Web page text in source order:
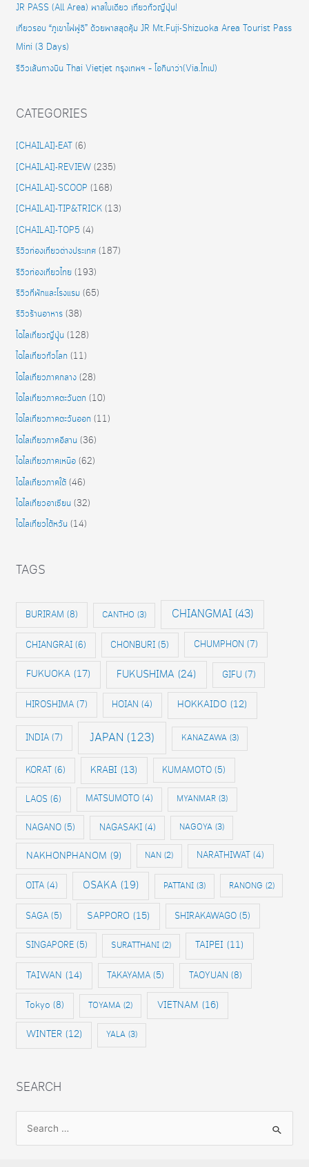
JR PASS (All Area) พาสใบเดียว เที่ยวทั่วญี่ปุ่น!
เที่ยวรอบ “ภูเขาไฟฟูจิ” ด้วยพาสสุดคุ้ม JR Mt.Fuji-Shizuoka Area Tourist Pass
Mini (3 Days)
รีวิวเส้นทางบิน Thai Vietjet กรุงเทพฯ – โอกินาว่า(Via.ไทเป)
CATEGORIES
[CHAILAI]-EAT (6)
[CHAILAI]-REVIEW (235)
[CHAILAI]-SCOOP (168)
[CHAILAI]-TIP&TRICK (13)
[CHAILAI]-TOP5 (4)
รีวิวท่องเที่ยวต่างประเทศ (187)
รีวิวท่องเที่ยวไทย (193)
รีวิวที่พักและโรงแรม (65)
รีวิวร้านอาหาร (38)
ไฉไลเที่ยวญี่ปุุ่น (128)
ไฉไลเที่ยวทั่วโลก (11)
ไฉไลเที่ยวภาคกลาง (28)
ไฉไลเที่ยวภาคตะวันตก (10)
ไฉไลเที่ยวภาคตะวันออก (11)
ไฉไลเที่ยวภาคอีสาน (36)
ไฉไลเที่ยวภาคเหนือ (62)
ไฉไลเที่ยวภาคใต้ (46)
ไฉไลเที่ยวอาเซียน (32)
ไฉไลเที่ยวไต้หวัน (14)
TAGS
BURIRAM (8) CANTHO (3) CHIANGMAI (43)
CHIANGRAI (6) CHONBURI (5) CHUMPHON (7)
FUKUOKA (17) FUKUSHIMA (24) GIFU (7)
HIROSHIMA (7) HOIAN (4) HOKKAIDO (12)
INDIA (7) JAPAN (123) KANAZAWA(3)
KORAT (6) KRABI (13) KUMAMOTO (5)
LAOS (6) MATSUMOTO (4) MYANMAR (3)
NAGANO(5) NAGASAKI(4) NAGOYA (3)
NAKHONPHANOM (9) NAN (2) NARATHIWAT (4)
OITA(4) OSAKA (19) PATTANI (3) RANONG (2)
SAGA(5) SAPPORO (15) SHIRAKAWAGO (5)
SINGAPORE(5) SURATTHANI (2) TAIPEI (11)
TAIWAN (14) TAKAYAMA (5) TAOYUAN (8)
Tokyo (8) TOYAMA (2) VIETNAM (16)
WINTER(12) YALA (3)
SEARCH